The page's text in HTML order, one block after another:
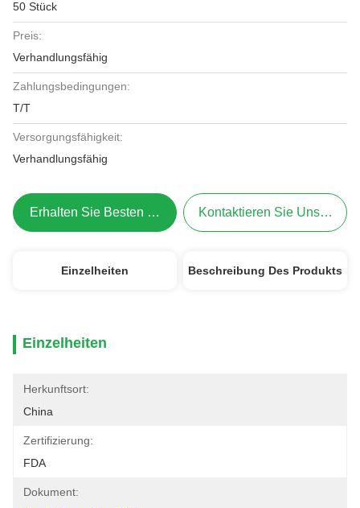
50 Stück
Preis:
Verhandlungsfähig
Zahlungsbedingungen:
T/T
Versorgungsfähigkeit:
Verhandlungsfähig
Erhalten Sie Besten Preis Kontaktieren Sie Uns Jetzt
Einzelheiten Beschreibung Des Produkts
Einzelheiten
Herkunftsort:
China
Zertifizierung:
FDA
Dokument: